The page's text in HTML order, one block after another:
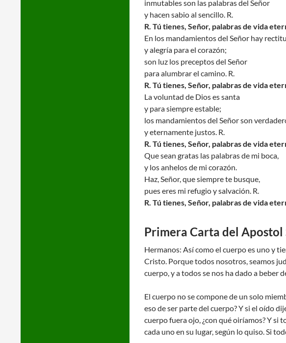
inmutables son las palabras del Señor
y hacen sabio al sencillo. R.
R. Tú tienes, Señor, palabras de vida
En los mandamientos del Señor hay
y alegría para el corazón;
son luz los preceptos del Señor
para alumbrar el camino. R.
R. Tú tienes, Señor, palabras de vida
La voluntad de Dios es santa
y para siempre estable;
los mandamientos del Señor son
y eternamente justos. R.
R. Tú tienes, Señor, palabras de vida
Que sean gratas las palabras de mi boca,
y los anhelos de mi corazón.
Haz, Señor, que siempre te busque,
pues eres mi refugio y salvación. R.
R. Tú tienes, Señor, palabras de vida
Primera Carta del
Hermanos: Así como el cuerpo es uno y
Cristo. Porque todos nosotros, seamos
cuerpo, y a todos se nos ha dado a beber
El cuerpo no se compone de un solo
eso de ser parte del cuerpo? Y si el oído
cuerpo fuera ojo, ¿con qué oiríamos? Y si
cada uno en su lugar, según lo quiso. Si